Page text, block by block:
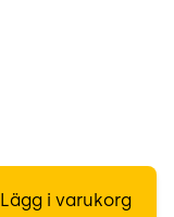
Lägg i varukorg